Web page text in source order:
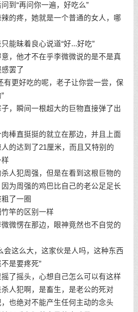
到“再问你一遍，好吃么”
的疼，她就是一个普通的女人，哪
能昧着良心说道“好...好吃”
，他才不在乎李微微说的是不是真
罢了
有更好吃的呢，老子让你尝一尝，保
，瞬间一根超大的巨物直接弹了出
棒直挺挺的就立在那边，并且上面
的达到了21厘米，而且又特别的
人犯周强，但是在看到这根巨物的
为周强的鸡巴比自己的老公足足长
了一圈
竿的区别一样
微愣在那边，眼神竟然也不自觉的
会这么大，这家伙是人吗，这种东西
是要疼死”
了摇头，心想自己怎么可以有这样
人犯啊，是畜生，是老公的死对
也绝对不能产生任何主动的念头